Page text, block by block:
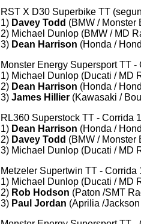
RST X D30 Superbike TT
1) Davey Todd (BMW / Monster
2) Michael Dunlop (BMW / MD
3) Dean Harrison (Honda /
Monster Energy Supersport TT
1) Michael Dunlop (Ducati / MD
2) Dean Harrison (Honda /
3) James Hillier (Kawasaki /
RL360 Superstock TT - Corrida
1) Dean Harrison (Honda /
2) Davey Todd (BMW / Monster
3) Michael Dunlop (Ducati / MD
Metzeler Supertwin TT - Corrida
1) Michael Dunlop (Ducati / MD
2) Rob Hodson (Paton /SMT
3) Paul Jordan (Aprilia /